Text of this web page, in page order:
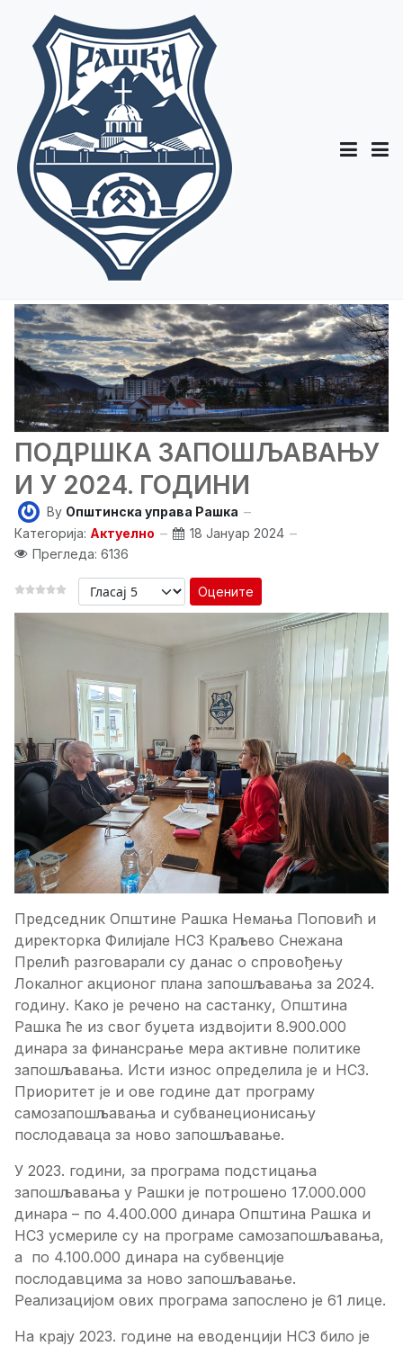
ПОДРШКА ЗАПОШЉАВАЊУ
И У 2024. ГОДИНИ
By Општинска управа Рашка
Категорија: Актуелно
18 Јануар 2024
Прегледа: 6136
Оцените
Председник Општине Рашка Немања Поповић и
директорка Филијале НСЗ Краљево Снежана
Прелић разговарали су данас о спровођењу
Локалног акционог плана запошљавања за 2024.
годину. Како је речено на састанку, Општина
Рашка ће из свог буџета издвојити 8.900.000
динара за финансрање мера активне политике
запошљавања. Исти износ определила је и НСЗ.
Приоритет је и ове године дат програму
самозапошљавања и субванеционисању
послодаваца за ново запошљавање.
У 2023. години, за програма подстицања
запошљавања у Рашки је потрошено 17.000.000
динара – по 4.400.000 динара Општина Рашка и
НСЗ усмериле су на програме самозапошљавања,
а по 4.100.000 динара на субвенције
послодавцима за ново запошљавање.
Реализацијом ових програма запослено је 61 лице.
На крају 2023. године на еводенцији НСЗ било је